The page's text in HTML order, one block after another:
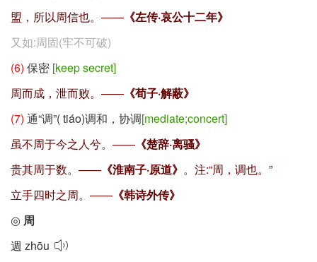
盟，所以周信也。—— 《左传·哀公十二年》
又如:周固(牢不可破)
(6) 保密 [keep secret]
周而成，泄而败。—— 《荀子·解蔽》
(7) 通“调”(tiáo)调和，协调[mediate;concert]
虽不周于今之人兮。—— 《楚辞·离骚》
贵其周于数。—— 《淮南子·原道》 。注:“周，调也。”
立手四时之周。—— 《韩诗外传》
◎ 周
週 zhōu